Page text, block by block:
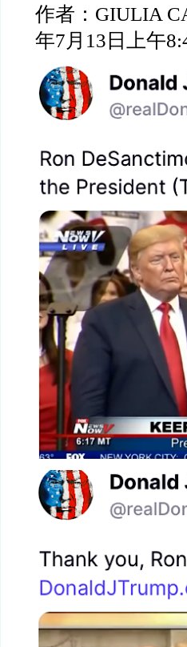
作者： GIULIA
年7 月 13 日上午